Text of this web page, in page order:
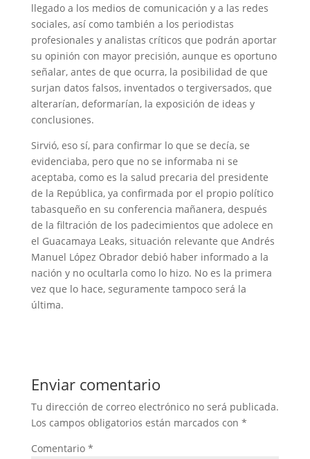
llegado a los medios de comunicación y a las redes
sociales, así como también a los periodistas
profesionales y analistas críticos que podrán aportar
su opinión con mayor precisión, aunque es oportuno
señalar, antes de que ocurra, la posibilidad de que
surjan datos falsos, inventados o tergiversados, que
alterarían, deformarían, la exposición de ideas y
conclusiones.
Sirvió, eso sí, para confirmar lo que se decía, se
evidenciaba, pero que no se informaba ni se
aceptaba, como es la salud precaria del presidente
de la República, ya confirmada por el propio político
tabasqueño en su conferencia mañanera, después
de la filtración de los padecimientos que adolece en
el Guacamaya Leaks, situación relevante que Andrés
Manuel López Obrador debió haber informado a la
nación y no ocultarla como lo hizo. No es la primera
vez que lo hace, seguramente tampoco será la
última.
Enviar comentario
Tu dirección de correo electrónico no será publicada.
Los campos obligatorios están marcados con *
Comentario *